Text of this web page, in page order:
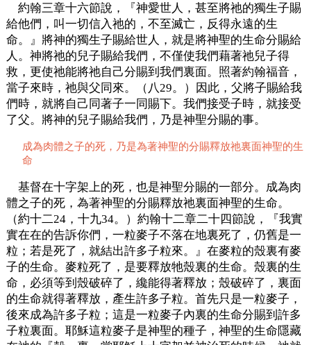
約翰三章十六節說，『神愛世人，甚至將祂的獨生子賜
給他們，叫一切信入祂的，不至滅亡，反得永遠的生
命。』將神的獨生子賜給世人，就是將神聖的生命分賜給
人。神將祂的兒子賜給我們，不僅使我們藉著祂兒子得
救，更使祂能將祂自己分賜到我們裏面。照著約翰福音，
當子來時，祂與父同來。（八29。）因此，父將子賜給我
們時，就將自己同著子一同賜下。我們接受子時，就接受
了父。將神的兒子賜給我們，乃是神聖分賜的事。
成為肉體之子的死，乃是為著神聖的分賜釋放祂裏面神聖的生
命
基督在十字架上的死，也是神聖分賜的一部分。成為肉
體之子的死，為著神聖的分賜釋放祂裏面神聖的生命。
（約十二24，十九34。）約翰十二章二十四節說，『我實
實在在的告訴你們，一粒麥子不落在地裏死了，仍舊是一
粒；若是死了，就結出許多子粒來。』在麥粒的殼裏有麥
子的生命。麥粒死了，是要釋放牠殼裏的生命。殼裏的生
命，必須等到殼破碎了，纔能得著釋放；殼破碎了，裏面
的生命就得著釋放，產生許多子粒。首先只是一粒麥子，
後來成為許多子粒；這是一粒麥子內裏的生命分賜到許多
子粒裏面。耶穌這粒麥子是神聖的種子，神聖的生命隱藏